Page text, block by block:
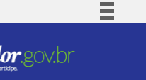
Comunica BR